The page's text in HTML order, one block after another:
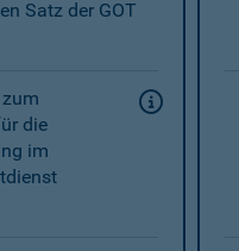
Satz der GOT
die
im